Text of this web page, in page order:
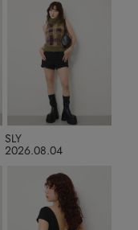
2026.08.04
SLY